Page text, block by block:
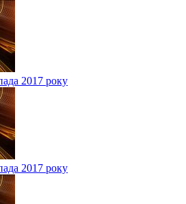
2017 року
2017 року